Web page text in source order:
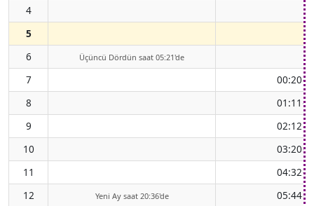
4
5
6
Üçüncü Dördün saat 05:21'de
7
00:20↑
8 01:11↑
9 02:12↑
10 03:20↑
11 04:32↑
12 Yeni Ay saat 20:36'de 05:44↑